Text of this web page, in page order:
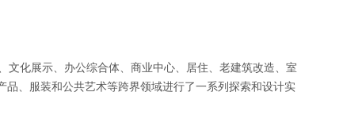
化展示、办公综合体、商业中心、居住、老建筑改造、室
、服装和公共艺术等跨界领域进行了一系列探索和设计实